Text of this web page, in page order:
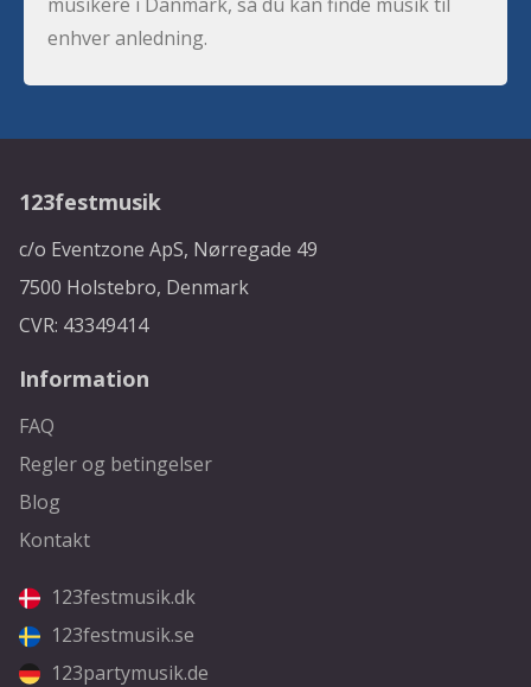
enhver anledning.
123festmusik
c/o Eventzone ApS, Nørregade 49
7500 Holstebro, Denmark
CVR: 43349414
Information
FAQ
Regler og betingelser
Blog
Kontakt
123festmusik.dk
123festmusik.se
123partymusik.de